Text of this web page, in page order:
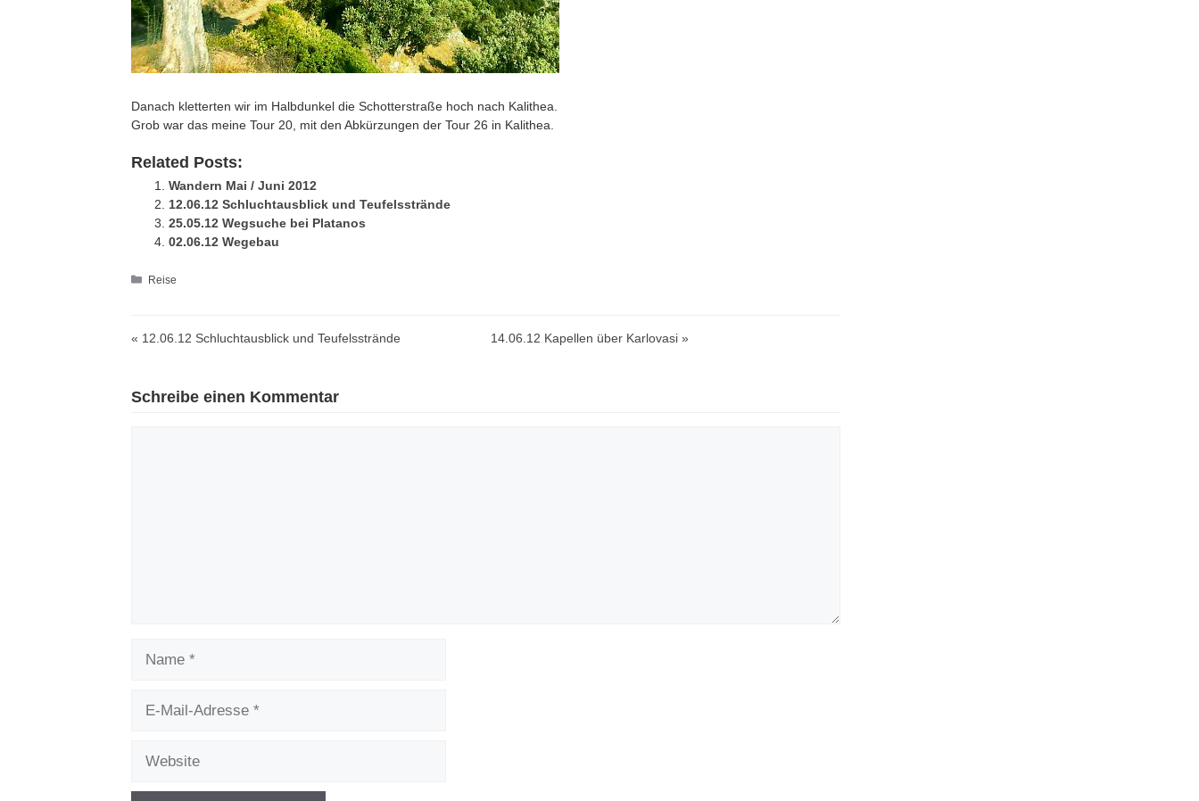
Danach kletterten wir im Halbdunkel die Schotterstraße hoch nach Kalithea.
Grob war das meine Tour 20, mit den Abkürzungen der Tour 26 in Kalithea.
Related Posts:
Wandern Mai / Juni 2012
12.06.12 Schluchtausblick und Teufelsstrände
25.05.12 Wegsuche bei Platanos
02.06.12 Wegebau
Kategorien
Reise
« 12.06.12 Schluchtausblick und Teufelsstrände 14.06.12 Kapellen über Karlovasi »
Schreibe einen Kommentar
Mail-